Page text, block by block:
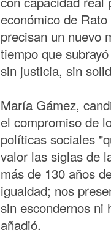
económico de
precisan un nuevo
tiempo que
sin justicia, sin
María Gámez,
el compromiso de
políticas sociales
valor las siglas de
más de 130 años
igualdad; nos
sin escondernos ni
añadió.